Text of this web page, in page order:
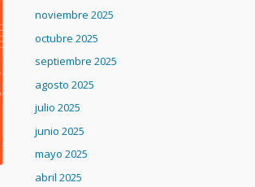
noviembre 2025
octubre 2025
septiembre 2025
agosto 2025
julio 2025
junio 2025
mayo 2025
abril 2025